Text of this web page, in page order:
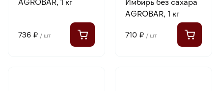
736 ₽ / шт
AGROBAR, 1 кг
710 ₽ / шт